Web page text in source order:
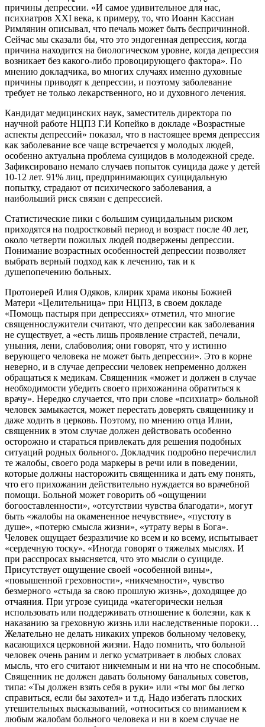
причины депрессии. «И самое удивительное для нас,
психиатров XXI века, к примеру, то, что Иоанн Кассиан
Римлянин описывал, что печаль может быть беспричинной.
Сейчас мы сказали бы, что это эндогенная депрессия, когда
причина находится на биологическом уровне, когда депрессия
возникает без какого-либо провоцирующего фактора». По
мнению докладчика, во многих случаях именно духовные
причины приводят к депрессии, и поэтому заболевание
требует не только лекарственного, но и духовного лечения.
Кандидат медицинских наук, заместитель директора по
научной работе НЦПЗ Г.И Копейко в докладе «Возрастные
аспекты депрессий» показал, что в настоящее время депрессия
как заболевание все чаще встречается у молодых людей,
особенно актуальна проблема суицидов в молодежной среде.
Зафиксировано немало случаев попыток суицида даже у детей
10-12 лет. 91% лиц, предпринимающих суицидальную
попытку, страдают от психического заболевания, а
наибольший риск связан с депрессией.
Статистические пики с большим суицидальным риском
приходятся на подростковый период и возраст после 40 лет,
около четверти пожилых людей подвержены депрессии.
Понимание возрастных особенностей депрессии позволяет
выбрать верный подход как к лечению, так и к
душепопечению больных.
Протоиерей Илия Одяков, клирик храма иконы Божией
Матери «Целительница» при НЦПЗ, в своем докладе
«Помощь пастыря при депрессиях» отметил, что многие
священнослужители считают, что депрессии как заболевания
не существует, а «есть лишь проявление страстей, печали,
уныния, лени, слабоволия; они говорят, что у истинно
верующего человека не может быть депрессии». Это в корне
неверно, и в случае депрессии человек непременно должен
обращаться к медикам. Священник «может и должен в случае
необходимости убедить своего прихожанина обратиться к
врачу». Нередко случается, что при слове «психиатр» больной
человек замыкается, может перестать доверять священнику и
даже ходить в церковь. Поэтому, по мнению отца Илии,
священник в этом случае должен действовать особенно
осторожно и стараться привлекать для решения подобных
ситуаций родных больного. Докладчик подробно перечислил
те жалобы, своего рода маркеры в речи или в поведении,
которые должны насторожить священника и дать ему понять,
что его прихожанин действительно нуждается во врачебной
помощи. Больной может говорить об «ощущении
богооставленности», «отсутствии чувства благодати», могут
быть «жалобы на окамененное нечувствие», «пустоту в
душе», «потерю смысла жизни», «утрату веры в Бога».
Человек ощущает безразличие ко всем и ко всему, испытывает
«сердечную тоску». «Иногда говорят о тяжелых мыслях. И
при расспросах выясняется, что это мысли о суициде.
Присутствует ощущение своей «особенной вины»,
«повышенной греховности», «никчемности», чувство
безмерного «стыда за свою прошлую жизнь», доходящее до
отчаяния. При угрозе суицида «категорически нельзя
использовать или поддерживать отношение к болезни, как к
наказанию за греховную жизнь или наследственные пороки…
Желательно не делать никаких упреков больному человеку,
касающихся церковной жизни. Надо помнить, что больной
человек очень раним и легко усматривает в любых словах
мысль, что его считают никчемным и ни на что не способным.
Священник не должен давать больному банальных советов,
типа: «Ты должен взять себя в руки» или «ты мог бы легко
справиться, если бы захотел» и т.д. Надо избегать плоских
утешительных высказываний, «относиться со вниманием к
любым жалобам больного человека и ни в коем случае не